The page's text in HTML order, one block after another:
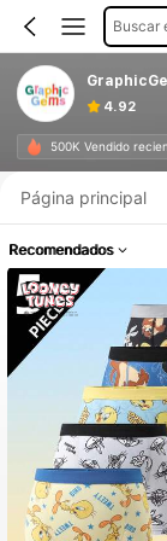
Buscar
4.92
500K Vendido
Página principal
Recomendados